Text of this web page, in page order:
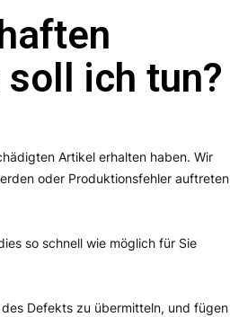
ich tun?
Artikel erhalten haben. Wir
oder Produktionsfehler auftreten
so schnell wie möglich für Sie
Defekts zu übermitteln, und fügen